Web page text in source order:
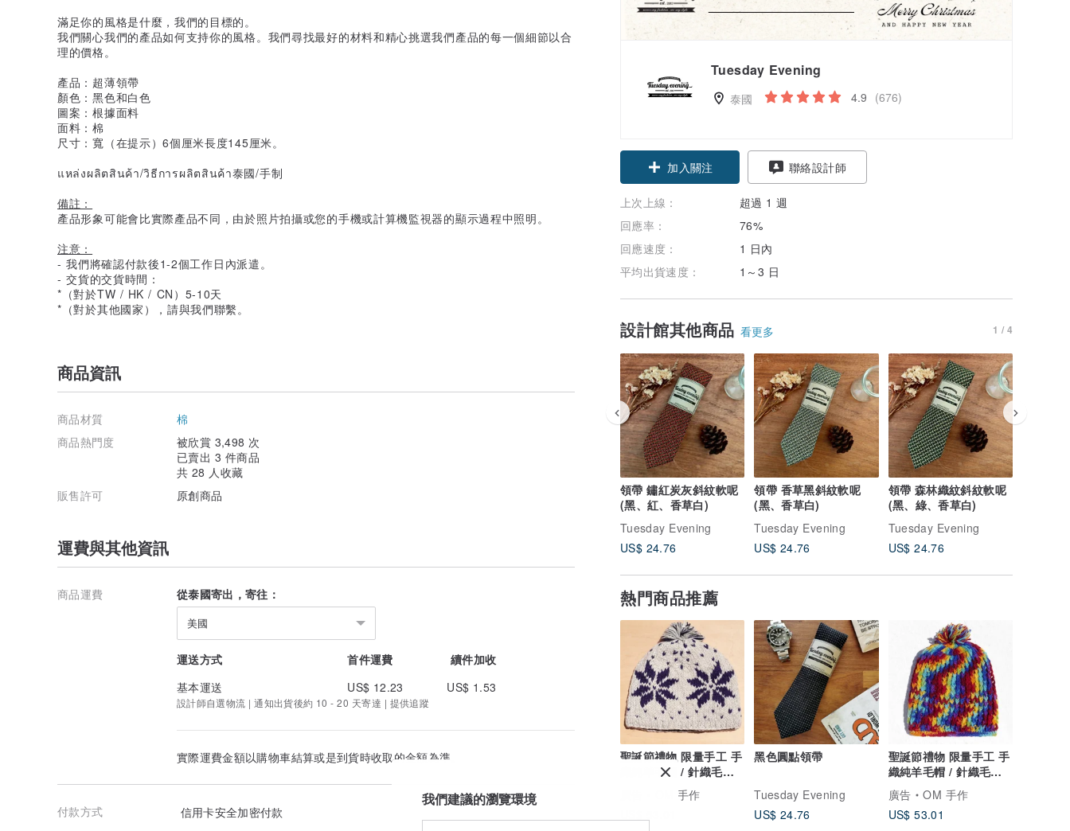
Tuesday Evening
泰國 4.9 (676)
加入關注 聯絡設計師
上次上線：
超過 1 週
回應率：
76%
回應速度：
1 日內
平均出貨速度：
1～3 日
設計館其他商品 看更多 1 / 4
領帶 鏽紅炭灰斜紋軟呢
(黑、紅、香草白)
Tuesday Evening
US$ 24.76
領帶 香草黑斜紋軟呢
(黑、香草白)
Tuesday Evening
US$ 24.76
領帶 森林織紋斜紋軟呢
(黑、綠、香草白)
Tuesday Evening
US$ 24.76
熱門商品推薦
聖誕節禮物 限量手工 手
織純羊毛帽 / 針織毛帽 /
內刷毛手織毛帽 / 毛線
北歐雪花民族圖騰
OM 手作
黑色圓點領帶
Tuesday Evening
US$ 24.76
聖誕節禮物 限量手工 手
織純羊毛帽 / 針織毛帽 /
內刷毛手織毛帽 / 毛線
帽 (made in nepal) -
彩虹rainbow漸層 繽紛
廣告
OM 手作
US$ 53.01
滿足你的風格是什麼，我們的目標的。
我們關心我們的產品如何支持你的風格。我們尋找最好的材料和精心挑選我們產品的每一個細節以合
理的價格。
產品：超薄領帶
顏色：黑色和白色
圖案：根據面料
面料：棉
尺寸：寬（在提示）6個厘米長度145厘米。
แหล่งผลิตสินค้า/วิธีการผลิตสินค้า泰國/手制
備註：
產品形象可能會比實際產品不同，由於照片拍攝或您的手機或計算機監視器的顯示過程中照明。
注意：
- 我們將確認付款後1-2個工作日內派遣。
- 交貨的交貨時間：
*（對於TW / HK / CN）5-10天
*（對於其他國家），請與我們聯繫。
商品資訊
商品材質
棉
商品熱門度
被欣賞 3,498 次
已賣出 3 件商品
共 28 人收藏
販售許可
原創商品
運費與其他資訊
商品運費 從泰國寄出，寄往：
美國
運送方式 首件運費
續件加收
基本運送
US$ 12.23 US$ 1.53
設計師自選物流 | 通知出貨後約 10 - 20 天寄達 | 提供追蹤
實際運費金額以購物車結算或是到貨時收取的金額為準。
付款方式
信用卡安全加密付款
我們建議的瀏覽環境